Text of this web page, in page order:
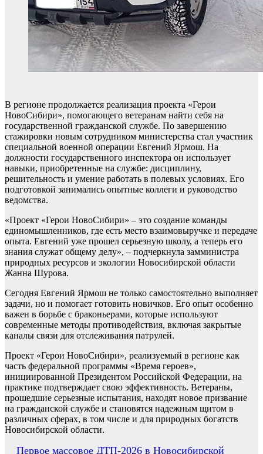
В регионе продолжается реализация проекта «Герои
НовоСибири», помогающего ветеранам найти себя на
государственной гражданской службе. По завершению
стажировки новым сотрудником министерства стал участник
специальной военной операции Евгений Ярмош. На
должности государственного инспектора он использует
навыки, приобретенные на службе: дисциплину,
решительность и умение работать в полевых условиях. Его
подготовкой занимались опытные коллеги и руководство
ведомства.
«Проект «Герои НовоСибири» – это создание команды
единомышленников, где есть место взаимовыручке и передаче
опыта. Евгений уже прошел серьезную школу, а теперь его
знания служат общему делу», – подчеркнула замминистра
природных ресурсов и экологии Новосибирской области
Жанна Шурова.
Сегодня Евгений Ярмош не только самостоятельно выполняет
задачи, но и помогает готовить новичков. Его опыт особенно
важен в борьбе с браконьерами, которые используют
современные методы противодействия, включая закрытые
каналы связи для отслеживания патрулей.
Проект «Герои НовоСибири», реализуемый в регионе как
часть федеральной программы «Время героев»,
инициированной Президентом Российской Федерации, на
практике подтверждает свою эффективность. Ветераны,
прошедшие серьезные испытания, находят новое призвание
на гражданской службе и становятся надежным щитом в
различных сферах, в том числе и для природных богатств
Новосибирской области.
Первое массовое ДТП-2026 в Новосибирской